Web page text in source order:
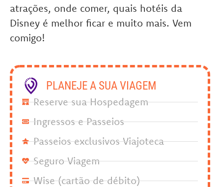
atrações, onde comer, quais hotéis da
Disney é melhor ficar e muito mais. Vem
comigo!
PLANEJE A SUA VIAGEM
Reserve sua Hospedagem
Ingressos e Passeios
Passeios exclusivos Viajoteca
Seguro Viagem
Wise (cartão de débito)